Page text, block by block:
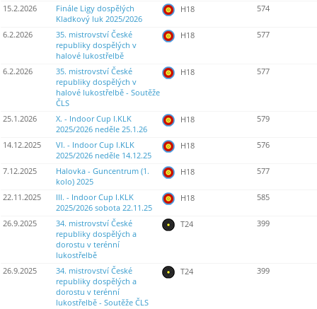
15.2.2026
Finále Ligy dospělých
Kladkový luk 2025/2026
H18 574
6.2.2026
35. mistrovství České
republiky dospělých v
halové lukostřelbě
H18 577
6.2.2026
35. mistrovství České
republiky dospělých v
halové lukostřelbě - Soutěže
ČLS
H18 577
25.1.2026
X. - Indoor Cup I.KLK
2025/2026 neděle 25.1.26
H18 579
14.12.2025
VI. - Indoor Cup I.KLK
2025/2026 neděle 14.12.25
H18 576
7.12.2025
Halovka - Guncentrum (1.
kolo) 2025
H18 577
22.11.2025
III. - Indoor Cup I.KLK
2025/2026 sobota 22.11.25
H18 585
26.9.2025
34. mistrovství České
republiky dospělých a
dorostu v terénní
lukostřelbě
T24 399
26.9.2025
34. mistrovství České
republiky dospělých a
dorostu v terénní
lukostřelbě - Soutěže ČLS
T24 399